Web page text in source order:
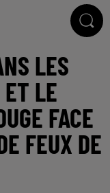
LES
ET LE
FACE
FEUX DE